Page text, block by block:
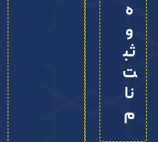
ه
و
ثب
ت‌
نا
م